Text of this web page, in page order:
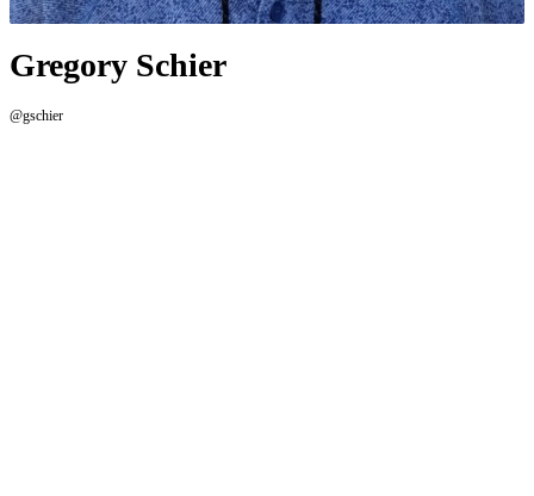
Gregory Schier
@gschier